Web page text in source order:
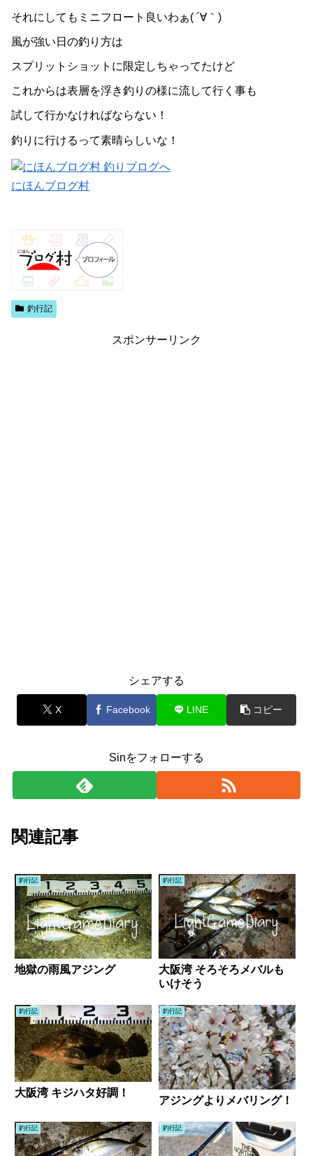
それにしてもミニフロート良いわぁ( ´∀｀)
風が強い日の釣り方は
スプリットショットに限定しちゃってたけど
これからは表層を浮き釣りの様に流して行く事も
試して行かなければならない！
釣りに行けるって素晴らしいな！
にほんブログ村
釣行記
スポンサーリンク
シェアする
X Facebook LINE コピー
Sinをフォローする
関連記事
釣行記
地獄の雨風アジング
釣行記
大阪湾 そろそろメバルも
いけそう
釣行記
大阪湾 キジハタ好調！
釣行記
アジングよりメバリング！
釣行記 釣行記